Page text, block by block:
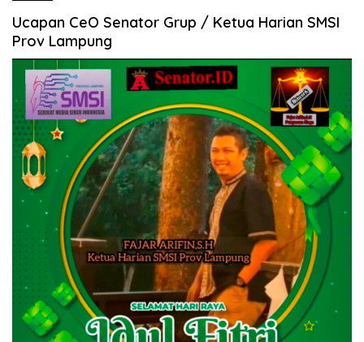
Ucapan CeO Senator Grup / Ketua Harian SMSI
Prov Lampung